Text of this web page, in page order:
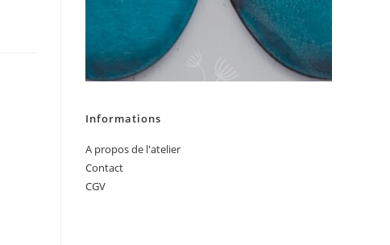
Informations
A propos de l'atelier
Contact
CGV